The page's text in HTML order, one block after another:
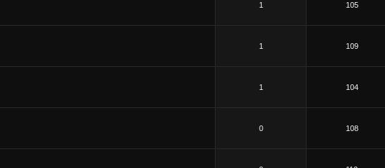
1
105
1
109
1
104
0
108